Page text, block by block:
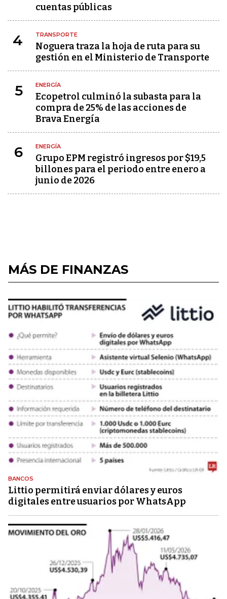
cuentas públicas
4 TRANSPORTE
Noguera traza la hoja de ruta para su
gestión en el Ministerio de Transporte
5 ENERGÍA
Ecopetrol culminó la subasta para la
compra de 25% de las acciones de
Brava Energía
6 ENERGÍA
Grupo EPM registró ingresos por $19,5
billones para el periodo entre enero a
junio de 2026
MÁS DE FINANZAS
BANCOS
Littio permitirá enviar dólares y euros
digitales entre usuarios por WhatsApp